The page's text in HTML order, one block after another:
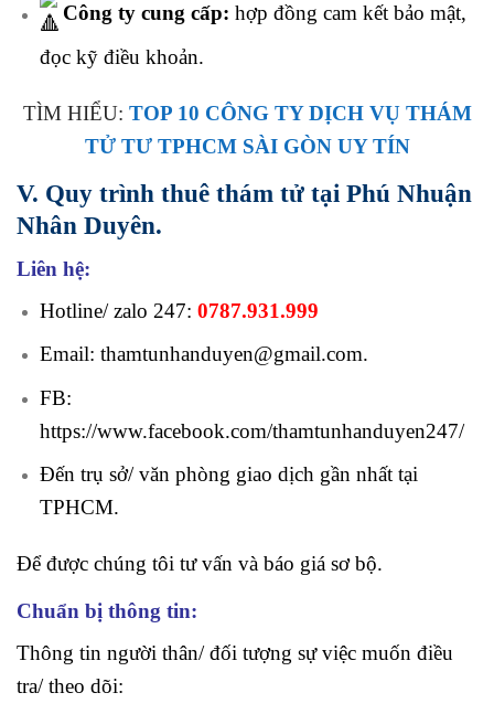
Công ty cung cấp: hợp đồng cam kết bảo mật,
đọc kỹ điều khoản.
TÌM HIỂU: TOP 10 CÔNG TY DỊCH VỤ THÁM
TỬ TƯ TPHCM SÀI GÒN UY TÍN
V. Quy trình thuê thám tử tại Phú Nhuận
Nhân Duyên.
Liên hệ:
Hotline/ zalo 247: 0787.931.999
Email: thamtunhanduyen@gmail.com.
FB:
https://www.facebook.com/thamtunhanduyen247/
Đến trụ sở/ văn phòng giao dịch gần nhất tại
TPHCM.
Để được chúng tôi tư vấn và báo giá sơ bộ.
Chuẩn bị thông tin:
Thông tin người thân/ đối tượng sự việc muốn điều
tra/ theo dõi: